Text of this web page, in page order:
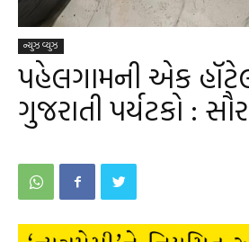
ન્યુઝ વ્યુઝ
પહેલગામની એક
ગુજરાતી પર્યટકો :